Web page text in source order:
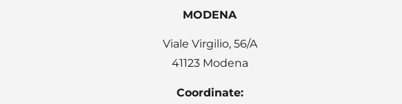
MODENA
Viale Virgilio, 56/A
41123 Modena
Coordinate: